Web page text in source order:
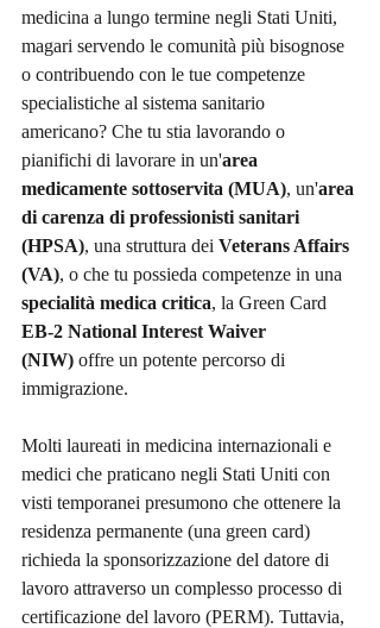
medicina a lungo termine negli Stati Uniti,
magari servendo le comunità più bisognose
o contribuendo con le tue competenze
specialistiche al sistema sanitario
americano? Che tu stia lavorando o
pianifichi di lavorare in un'area
medicamente sottoservita (MUA), un'area
di carenza di professionisti sanitari
(HPSA), una struttura dei Veterans Affairs
(VA), o che tu possieda competenze in una
specialità medica critica, la Green Card
EB-2 National Interest Waiver
(NIW) offre un potente percorso di
immigrazione.
Molti laureati in medicina internazionali e
medici che praticano negli Stati Uniti con
visti temporanei presumono che ottenere la
residenza permanente (una green card)
richieda la sponsorizzazione del datore di
lavoro attraverso un complesso processo di
certificazione del lavoro (PERM). Tuttavia,